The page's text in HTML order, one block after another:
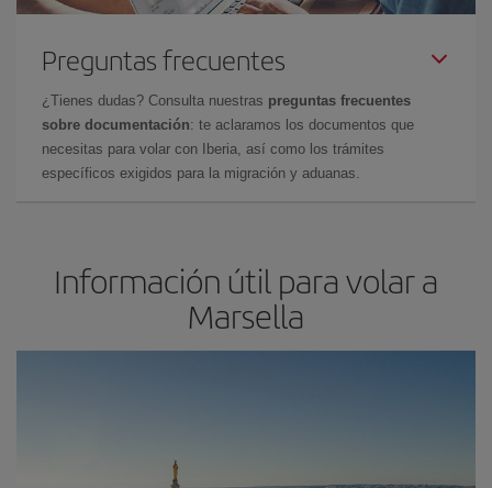
Preguntas frecuentes
¿Tienes dudas? Consulta nuestras preguntas frecuentes
sobre documentación: te aclaramos los documentos que
necesitas para volar con Iberia, así como los trámites
específicos exigidos para la migración y aduanas.
Información útil para volar a
Marsella